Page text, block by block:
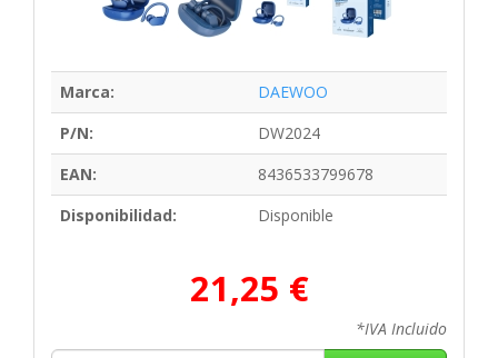
Marca:
DAEWOO
P/N:
DW2024
EAN:
8436533799678
Disponibilidad:
Disponible
21,25 €
*IVA Incluido